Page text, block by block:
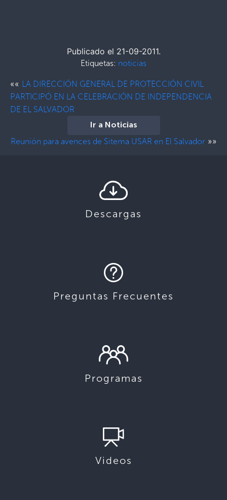
Publicado el 21-09-2011.
Etiquetas: noticias
«« LA DIRECCIÓN GENERAL DE PROTECCIÓN CIVIL
PARTICIPÓ EN LA CELEBRACIÓN DE INDEPENDENCIA
DE EL SALVADOR
Ir a Noticias
Reunión para avences de Sitema USAR en El Salvador »»
Descargas
Preguntas Frecuentes
Programas
Videos